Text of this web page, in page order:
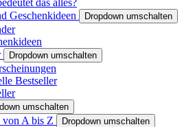
Geschenkideen
Dropdown umschalten
Dropdown umschalten
Bestseller
umschalten
A bis Z Dropdown umschalten